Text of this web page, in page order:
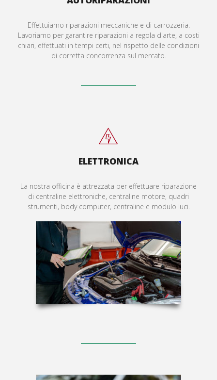
Effettuiamo riparazioni meccaniche e di carrozzeria.
Lavoriamo per garantire riparazioni a regola d'arte, a costi
chiari, effettuati in tempi certi, nel rispetto delle condizioni
di corretta concorrenza sul mercato.
ELETTRONICA
La nostra officina è attrezzata per effettuare riparazione
di centraline elettroniche, centraline motore, quadri
strumenti, body computer, centraline e modulo luci.